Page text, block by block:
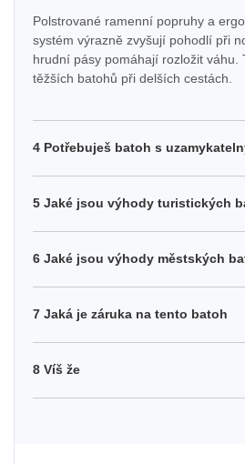
Polstrované ramenní popruhy a
systém výrazně zvyšují pohodlí při
hrudní pásy pomáhají rozložit váhu.
těžších batohů při delších cestách.
4 Potřebuješ batoh s
5 Jaké jsou výhody turistických
6 Jaké jsou výhody městských
7 Jaká je záruka na tento batoh
8 Víš že